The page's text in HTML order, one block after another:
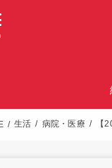
生活 病院・医療 【